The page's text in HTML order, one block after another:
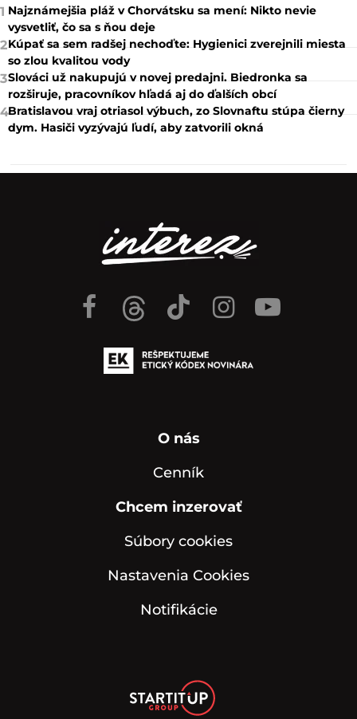
1 Najznámejšia pláž v Chorvátsku sa mení: Nikto nevie
vysvetliť, čo sa s ňou deje
2Kúpať sa sem radšej nechoďte: Hygienici zverejnili miesta
so zlou kvalitou vody
3Slováci už nakupujú v novej predajni. Biedronka sa
rozširuje, pracovníkov hľadá aj do ďalších obcí
4Bratislavou vraj otriasol výbuch, zo Slovnaftu stúpa čierny
dym. Hasiči vyzývajú ľudí, aby zatvorili okná
O nás
Cenník
Chcem inzerovať
Súbory cookies
Nastavenia Cookies
Notifikácie